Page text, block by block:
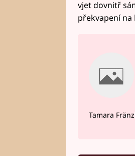
vjet dovnitř
překvapení
Tamara